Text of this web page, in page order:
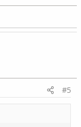
#5